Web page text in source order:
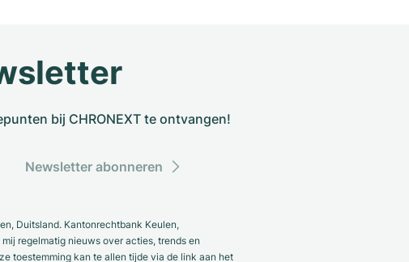
bij CHRONEXT te ontvangen!
Newsletter abonneren
Duitsland. Kantonrechtbank Keulen,
regelmatig nieuws over acties, trends en
toestemming kan te allen tijde via de link aan het